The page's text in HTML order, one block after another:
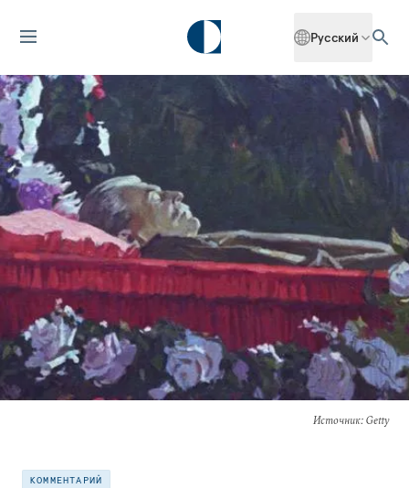
Русский
Источник: Getty
КОММЕНТАРИЙ